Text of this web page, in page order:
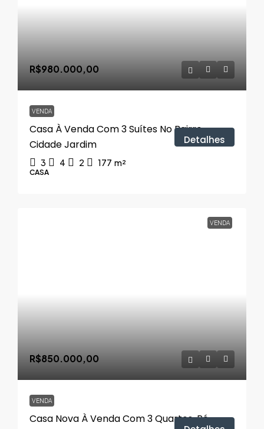
R$980.000,00
VENDA
Casa À Venda Com 3 Suítes No Bairro
Cidade Jardim
3 4 2 177 m²
CASA
Detalhes
VENDA
R$850.000,00
VENDA
Casa Nova À Venda Com 3 Quartos, Pé-